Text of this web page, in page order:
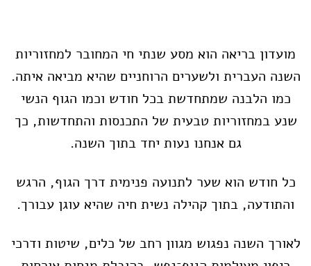
מועדון בריאה הוא מסע שנתי חי המחובר למחזוריות
השנה העברית ולשערים הרוחניים שהיא מביאה איתה.
כמו הלבנה שמתחדשת בכל חודש וכמו הגוף הנשי
שנע במחזוריות טבעית של התכנסות והתחדשות, כך
גם אנחנו נעות יחד בתוך השנה.
כל חודש הוא שער לתנועה פנימית דרך הגוף, הרגש
והתודעה, בתוך קהילה נשית חיה שהיא עוגן עבורך.
לאורך השנה נפגוש מגוון רחב של כלים, שיטות ודרכי